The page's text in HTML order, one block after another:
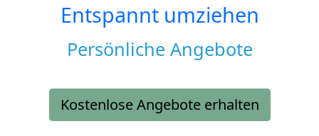
Entspannt umziehen
Persönliche Angebote
Kostenlose Angebote erhalten